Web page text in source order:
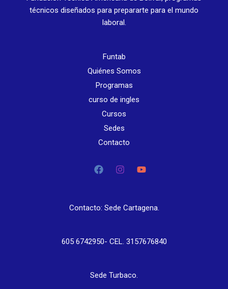
técnicos diseñados para prepararte para el mundo
laboral.
Funtab
Quiénes Somos
Programas
curso de ingles
Cursos
Sedes
Contacto
Contacto: Sede Cartagena.
605 6742950- CEL. 3157676840
Sede Turbaco.